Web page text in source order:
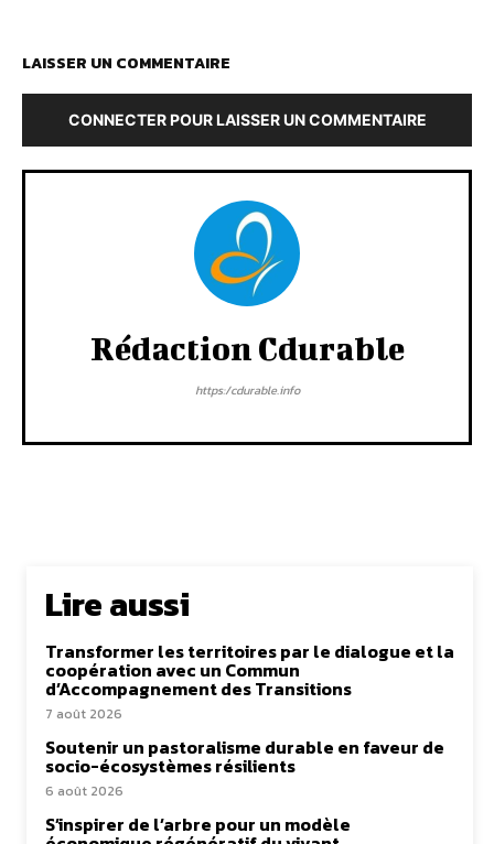
LAISSER UN COMMENTAIRE
CONNECTER POUR LAISSER UN COMMENTAIRE
Rédaction Cdurable
https:/cdurable.info
Lire aussi
Transformer les territoires par le dialogue et la
coopération avec un Commun
d’Accompagnement des Transitions
7 août 2026
Soutenir un pastoralisme durable en faveur de
socio-écosystèmes résilients
6 août 2026
S’inspirer de l’arbre pour un modèle